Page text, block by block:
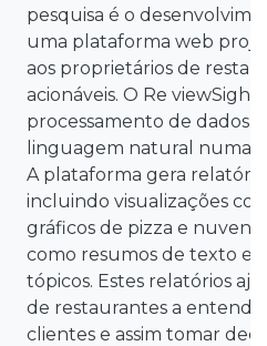
pesquisa é o
uma plataforma web
aos proprietários de
acionáveis. O Re
processamento de dados
linguagem natural numa
A plataforma gera
incluindo visualizações
gráficos de pizza e nuvens
como resumos de texto e
tópicos. Estes relatórios
de restaurantes a
clientes e assim tomar